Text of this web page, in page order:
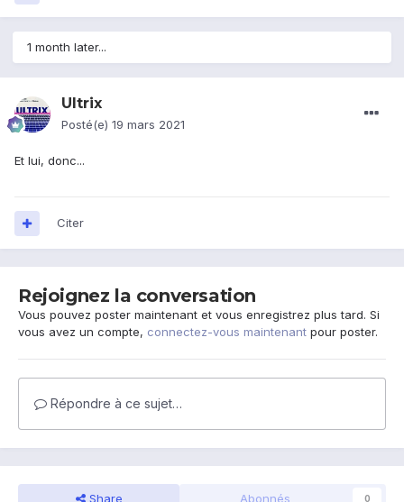
1 month later...
Ultrix
Posté(e) 19 mars 2021
Et lui, donc...
Citer
Rejoignez la conversation
Vous pouvez poster maintenant et vous enregistrez plus tard. Si
vous avez un compte, connectez-vous maintenant pour poster.
Répondre à ce sujet…
Share Abonnés 0